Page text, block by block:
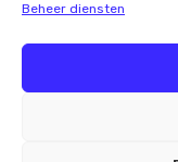
Beheer diensten
Contact